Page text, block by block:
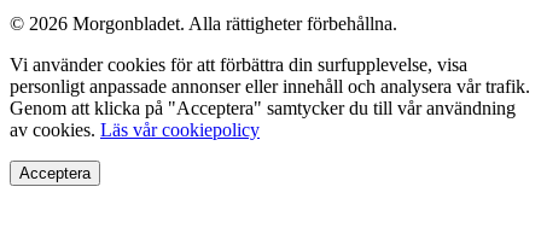
© 2026 Morgonbladet. Alla rättigheter förbehållna.
Vi använder cookies för att förbättra din surfupplevelse, visa
personligt anpassade annonser eller innehåll och analysera vår trafik.
Genom att klicka på "Acceptera" samtycker du till vår användning
av cookies. Läs vår cookiepolicy
Acceptera